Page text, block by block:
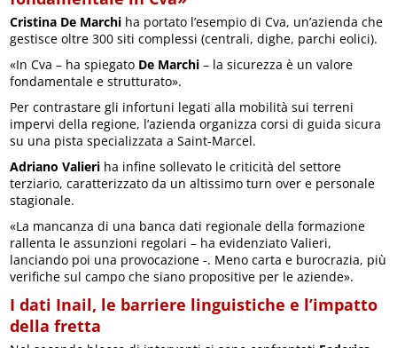
Cristina De Marchi ha portato l’esempio di Cva, un’azienda che
gestisce oltre 300 siti complessi (centrali, dighe, parchi eolici).
«In Cva – ha spiegato De Marchi – la sicurezza è un valore
fondamentale e strutturato».
Per contrastare gli infortuni legati alla mobilità sui terreni
impervi della regione, l’azienda organizza corsi di guida sicura
su una pista specializzata a Saint-Marcel.
Adriano Valieri ha infine sollevato le criticità del settore
terziario, caratterizzato da un altissimo turn over e personale
stagionale.
«La mancanza di una banca dati regionale della formazione
rallenta le assunzioni regolari – ha evidenziato Valieri,
lanciando poi una provocazione -. Meno carta e burocrazia, più
verifiche sul campo che siano propositive per le aziende».
I dati Inail, le barriere linguistiche e l’impatto
della fretta